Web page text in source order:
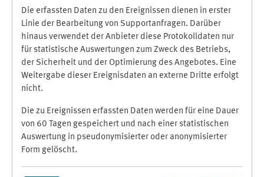
Die erfassten Daten zu den Ereignissen dienen in erster
Linie der Bearbeitung von Supportanfragen. Darüber
hinaus verwendet der Anbieter diese Protokolldaten nur
für statistische Auswertungen zum Zweck des Betriebs,
der Sicherheit und der Optimierung des Angebotes. Eine
Weitergabe dieser Ereignisdaten an externe Dritte erfolgt
nicht.
Die zu Ereignissen erfassten Daten werden für eine Dauer
von 60 Tagen gespeichert und nach einer statistischen
Auswertung in pseudonymisierter oder anonymisierter
Form gelöscht.